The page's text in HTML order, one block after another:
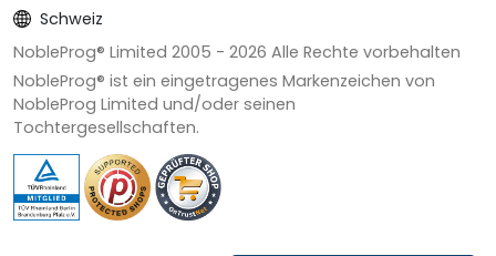
Schweiz
NobleProg® Limited 2005 - 2026 Alle Rechte vorbehalten
NobleProg® ist ein eingetragenes Markenzeichen von
NobleProg Limited und/oder seinen
Tochtergesellschaften.